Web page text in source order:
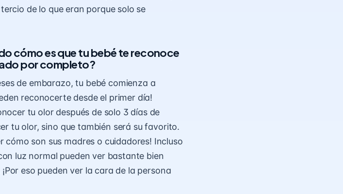
de lo que eran porque solo se
cómo es que tu bebé te reconoce
por completo?
de embarazo, tu bebé comienza a
reconocerte desde el primer día!
tu olor después de solo 3 días de
tu olor, sino que también será su favorito.
cómo son sus madres o cuidadores! Incluso
luz normal pueden ver bastante bien
eso pueden ver la cara de la persona